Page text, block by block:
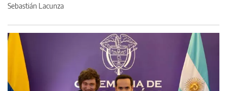
Sebastián Lacunza